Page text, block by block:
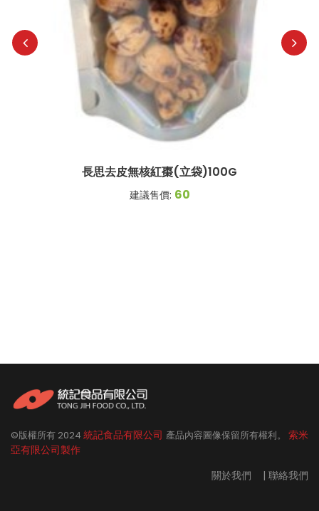
長思去皮無核紅棗(立袋)100G
建議售價: 60
©版權所有 2024 統記食品有限公司 產品內容圖像保留所有權利。 索米
亞有限公司製作
關於我們
| 聯絡我們